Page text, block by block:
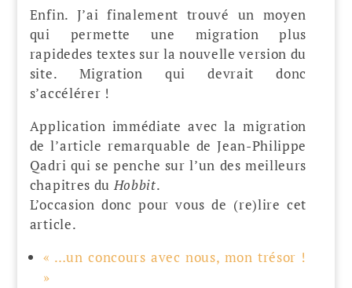
Enfin. J’ai finalement trouvé un moyen
qui permette une migration plus
rapidedes textes sur la nouvelle version du
site. Migration qui devrait donc
s’accélérer !
Application immédiate avec la migration
de l’article remarquable de Jean-Philippe
Qadri qui se penche sur l’un des meilleurs
chapitres duHobbit.
L’occasion donc pour vous de (re)lire cet
article.
« …un concours avec nous, mon trésor !
»